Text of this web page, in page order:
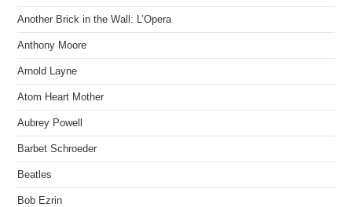
Another Brick in the Wall: L’Opera
Anthony Moore
Arnold Layne
Atom Heart Mother
Aubrey Powell
Barbet Schroeder
Beatles
Bob Ezrin